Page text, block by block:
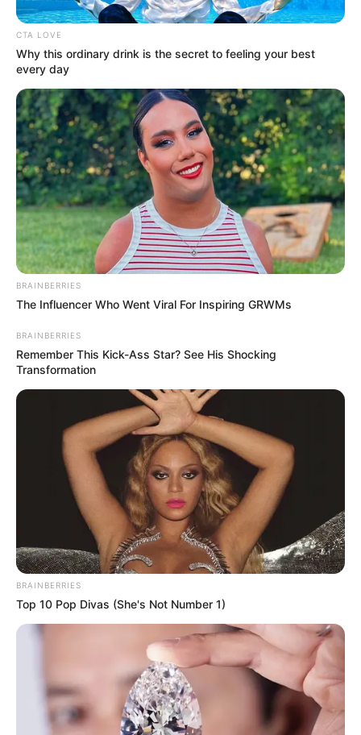
CTA LOVE
Why this ordinary drink is the secret to feeling your best
every day
BRAINBERRIES
The Influencer Who Went Viral For Inspiring GRWMs
BRAINBERRIES
Remember This Kick-Ass Star? See His Shocking
Transformation
BRAINBERRIES
Top 10 Pop Divas (She's Not Number 1)